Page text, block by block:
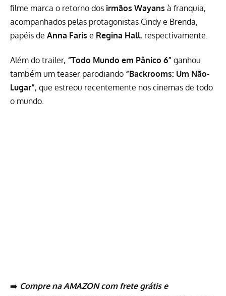
filme marca o retorno dos irmãos Wayans à franquia,
acompanhados pelas protagonistas Cindy e Brenda,
papéis de Anna Faris e Regina Hall, respectivamente.
Além do trailer, “Todo Mundo em Pânico 6” ganhou
também um teaser parodiando “Backrooms: Um Não-
Lugar”, que estreou recentemente nos cinemas de todo
o mundo.
➡️ Compre na AMAZON com frete grátis e